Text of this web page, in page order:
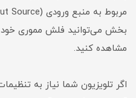
بخش می‌توانید فلش مموری خود
مشاهده کنید.
اگر تلویزیون شما نیاز به